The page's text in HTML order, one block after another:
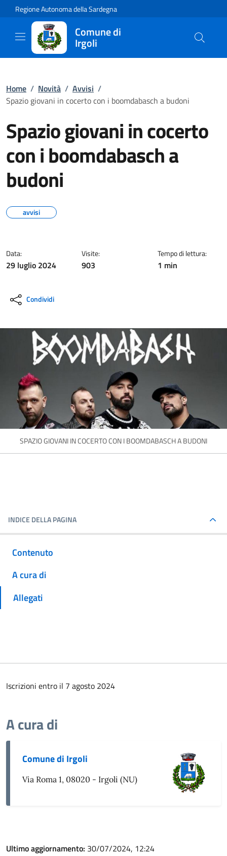
Regione Autonoma della Sardegna
Comune di
Irgoli
Home / Novità / Avvisi /
Spazio giovani in cocerto con i boomdabasch a budoni
Spazio giovani in cocerto
con i boomdabasch a
budoni
avvisi
Data:
29 luglio 2024
Visite:
903
Tempo di lettura:
1 min
Condividi
SPAZIO GIOVANI IN COCERTO CON I BOOMDABASCH A BUDONI
INDICE DELLA PAGINA
Contenuto
A cura di
Allegati
Iscrizioni entro il 7 agosto 2024
A cura di
Comune di Irgoli
Via Roma 1, 08020 - Irgoli (NU)
Ultimo aggiornamento: 30/07/2024, 12:24